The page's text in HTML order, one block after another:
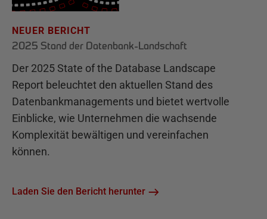
NEUER BERICHT
2025 Stand der Datenbank-Landschaft
Der 2025 State of the Database Landscape
Report beleuchtet den aktuellen Stand des
Datenbankmanagements und bietet wertvolle
Einblicke, wie Unternehmen die wachsende
Komplexität bewältigen und vereinfachen
können.
Laden Sie den Bericht herunter